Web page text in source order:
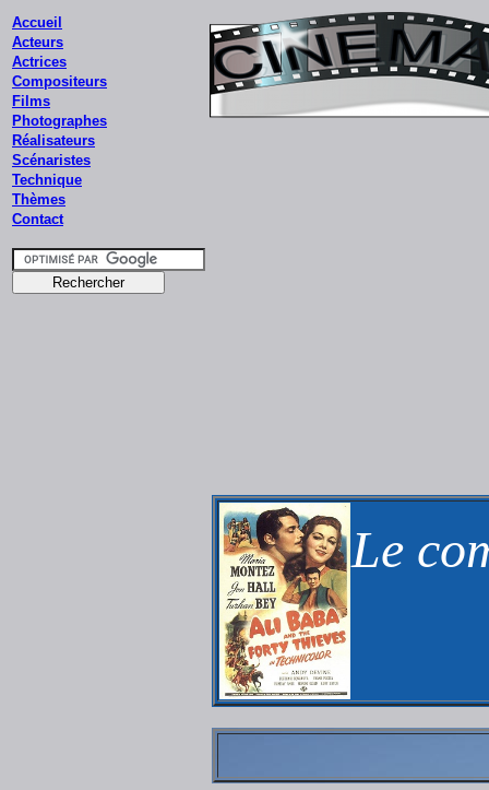
Accueil
Acteurs
Actrices
Compositeurs
Films
Photographes
Réalisateurs
Scénaristes
Technique
Thèmes
Contact
Le